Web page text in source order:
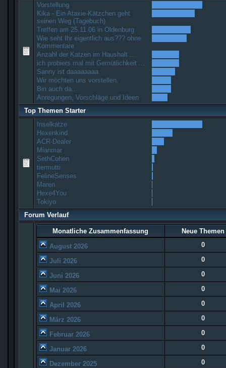
Vorstellung
Kika - Ein Ataxie-Kätzchen geht
seinen Weg (Tagebuch)
Treffen am 25.11.06 in Oldenburg
Wie seht Ihr eigentlich aus??? ohne
Kommentare
Anzahl der Katzen im Haushalt ...
ich probiers mal mit Gemütlichkeit ...
Sanny ist daaaaaaaa
Wir möchten uns vorstellen.
Bin auch da...
Anregungen, Vorschläge und Ideen
Top Themen Starter
Inselkatze
Hexenkind
ACR-Dealer
Mianmar
SethCohen
tiermutti
FelineSenses
Maren
Hexe4You
Tokiyo
Forum Verlauf
Monatliche Zusammenfassung
Neue Themen
August 2026
0
Juli 2026 0
Juni 2026 0
Mai 2026 0
April 2026 0
März 2026 0
Februar 2026 0
Januar 2026 0
Dezember 2025 0